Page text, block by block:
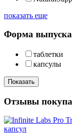
показать еще
Форма выпуска
таблетки
капсулы
Показать
Отзывы